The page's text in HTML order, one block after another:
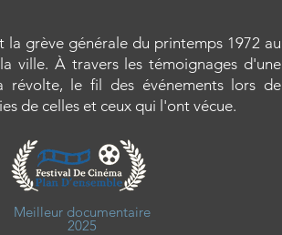
grève générale du printemps 1972 au
ville. À travers les témoignages d'une
révolte, le fil des événements lors de
de celles et ceux qui l'ont vécue.
Meilleur documentaire
2025